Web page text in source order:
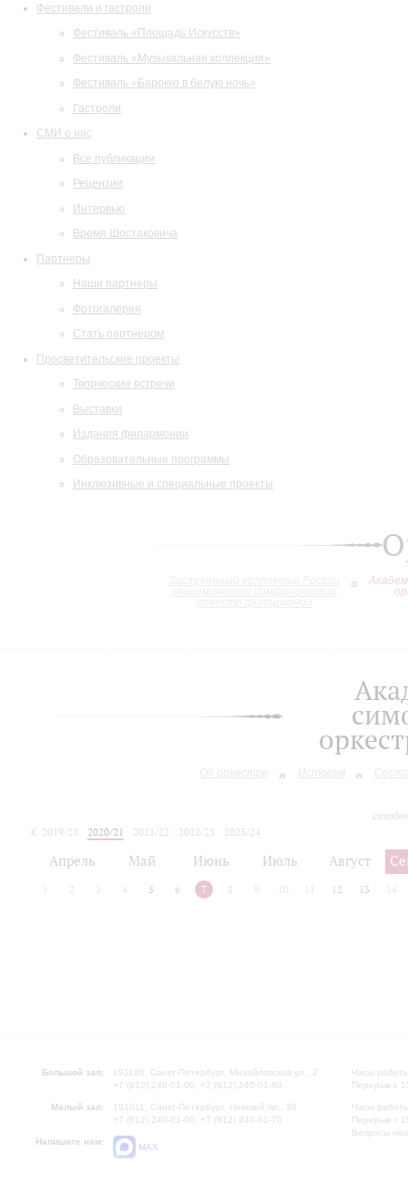
Фестивали и гастроли
Фестиваль «Площадь Искусств»
Фестиваль «Музыкальная коллекция»
Фестиваль «Барокко в белую ночь»
Гастроли
СМИ о нас
Все публикации
Рецензии
Интервью
Время Шостаковича
Партнеры
Наши партнеры
Фотогалерея
Стать партнером
Просветительские проекты
Творческие встречи
Выставки
Издания филармонии
Образовательные программы
Инклюзивные и специальные проекты
Об оркестре История
2019/20 2020/21 2021/22 2022/23
2023/24
Апрель Май Июнь Июль Август
2 3 4 5 6 7 8 9 10 12 13 14
Большой зал:
191186, Санкт-Петербург, Михайловская ул., 2
+7 (812) 240-01-00, +7 (812) 240-01-80
Малый зал:
191011, Санкт-Петербург, Невский пр., 30
+7 (812) 240-01-00, +7 (812) 240-01-70
Напишите нам:
MAX
Часы
Перерыв с
Часы
Перерыв с
Вопросы